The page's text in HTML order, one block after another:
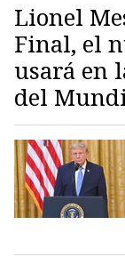
Lionel
Final, el
usará en
del